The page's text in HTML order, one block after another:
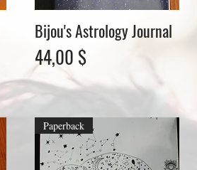
Schnellansicht
Bijou's Astrology Journal
Preis
44,00 $
Paperback